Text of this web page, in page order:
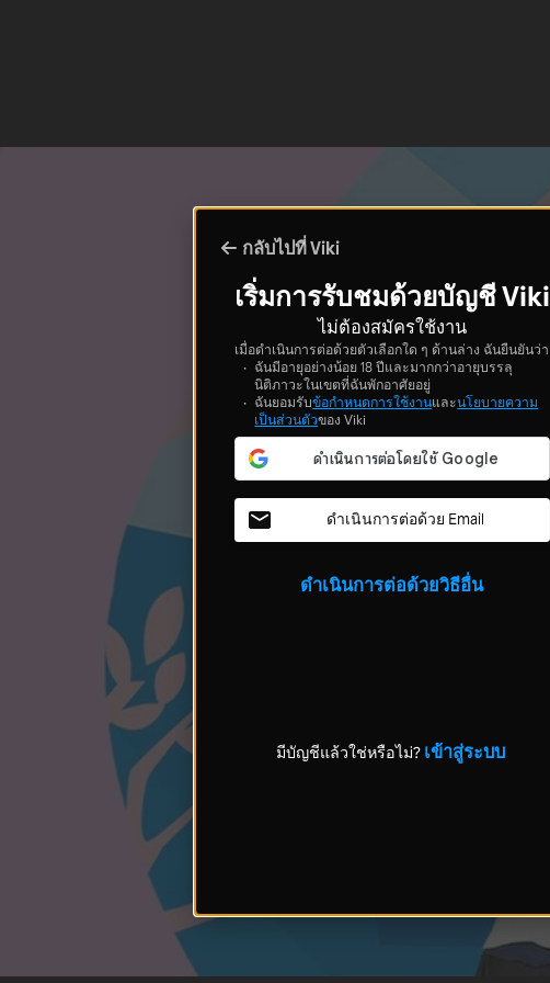
กลับไปที่ Viki
เริ่มการรับชมด้วยบัญชี Viki
ไม่ต้องสมัครใช้งาน
เมื่อดำเนินการต่อด้วยตัวเลือกใด ๆ ด้านล่าง ฉันยืนยันว่า
ฉันมีอายุอย่างน้อย 18 ปีและมากกว่าอายุบรรลุ
นิติภาวะในเขตที่ฉันพักอาศัยอยู่
ฉันยอมรับข้อกำหนดการใช้งานและนโยบายความ
เป็นส่วนตัวของ Viki
ดำเนินการต่อด้วย Email
ดำเนินการต่อด้วยวิธีอื่น
มีบัญชีแล้วใช่หรือไม่? เข้าสู่ระบบ